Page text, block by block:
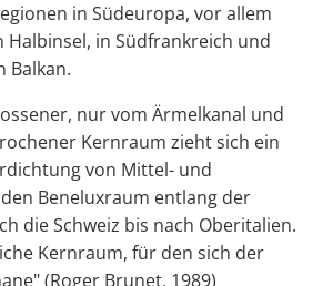
in Südeuropa, vor allem
Halbinsel, in Südfrankreich und
Balkan.
nur vom Ärmelkanal und
Kernraum zieht sich ein
von Mittel- und
Beneluxraum entlang der
die Schweiz bis nach Oberitalien.
Kernraum, für den sich der
(Roger Brunet, 1989)